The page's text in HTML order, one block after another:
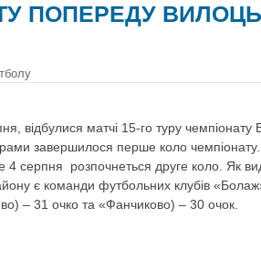
ПОПЕРЕДУ
відбулися матчі 15-го туру чемпіонату
завершилося перше коло чемпіонату.
серпня розпочнеться друге коло. Як
є команди футбольних клубів
– 31 очко та «Фанчиково) – 30 очок.